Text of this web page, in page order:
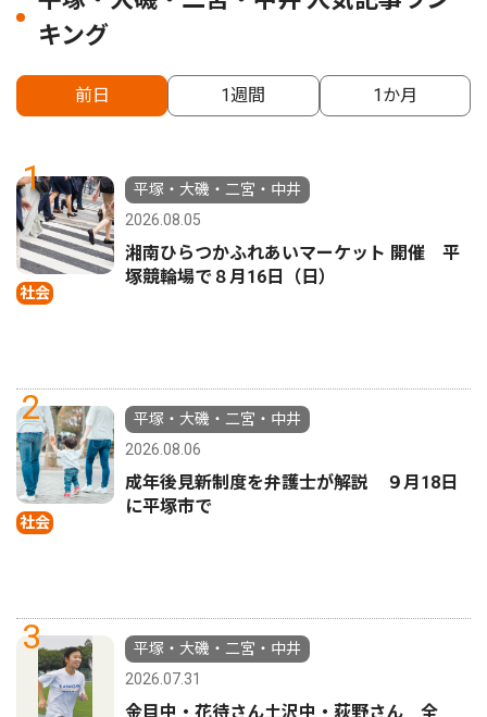
キング
前日 1週間 1か月
1
社会
平塚・大磯・二宮・中井
2026.08.05
湘南ひらつかふれあいマーケット 開催 平
塚競輪場で８月16日（日）
2
社会
平塚・大磯・二宮・中井
2026.08.06
成年後見新制度を弁護士が解説 ９月18日
に平塚市で
3
平塚・大磯・二宮・中井
2026.07.31
金目中・花待さん土沢中・荻野さん 全